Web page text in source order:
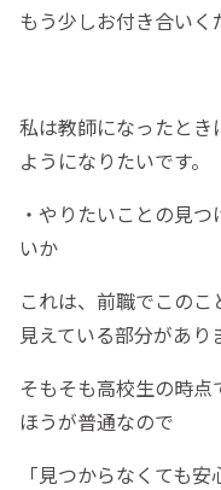
もう少しお付き合いく
私は教師になったと
ようになりたいです。
・やりたいことの見
いか
これは、前職でこの
見えている部分があり
そもそも高校生の時
ほうが普通なので
「見つからなくても